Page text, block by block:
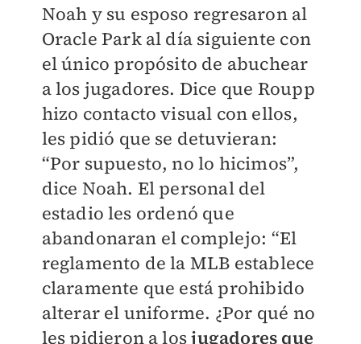
Noah y su esposo regresaron al
Oracle Park al día siguiente con
el único propósito de abuchear
a los jugadores. Dice que Roupp
hizo contacto visual con ellos,
les pidió que se detuvieran:
“Por supuesto, no lo hicimos”,
dice Noah. El personal del
estadio les ordenó que
abandonaran el complejo: “El
reglamento de la MLB establece
claramente que está prohibido
alterar el uniforme. ¿Por qué no
les pidieron a losjugadores que